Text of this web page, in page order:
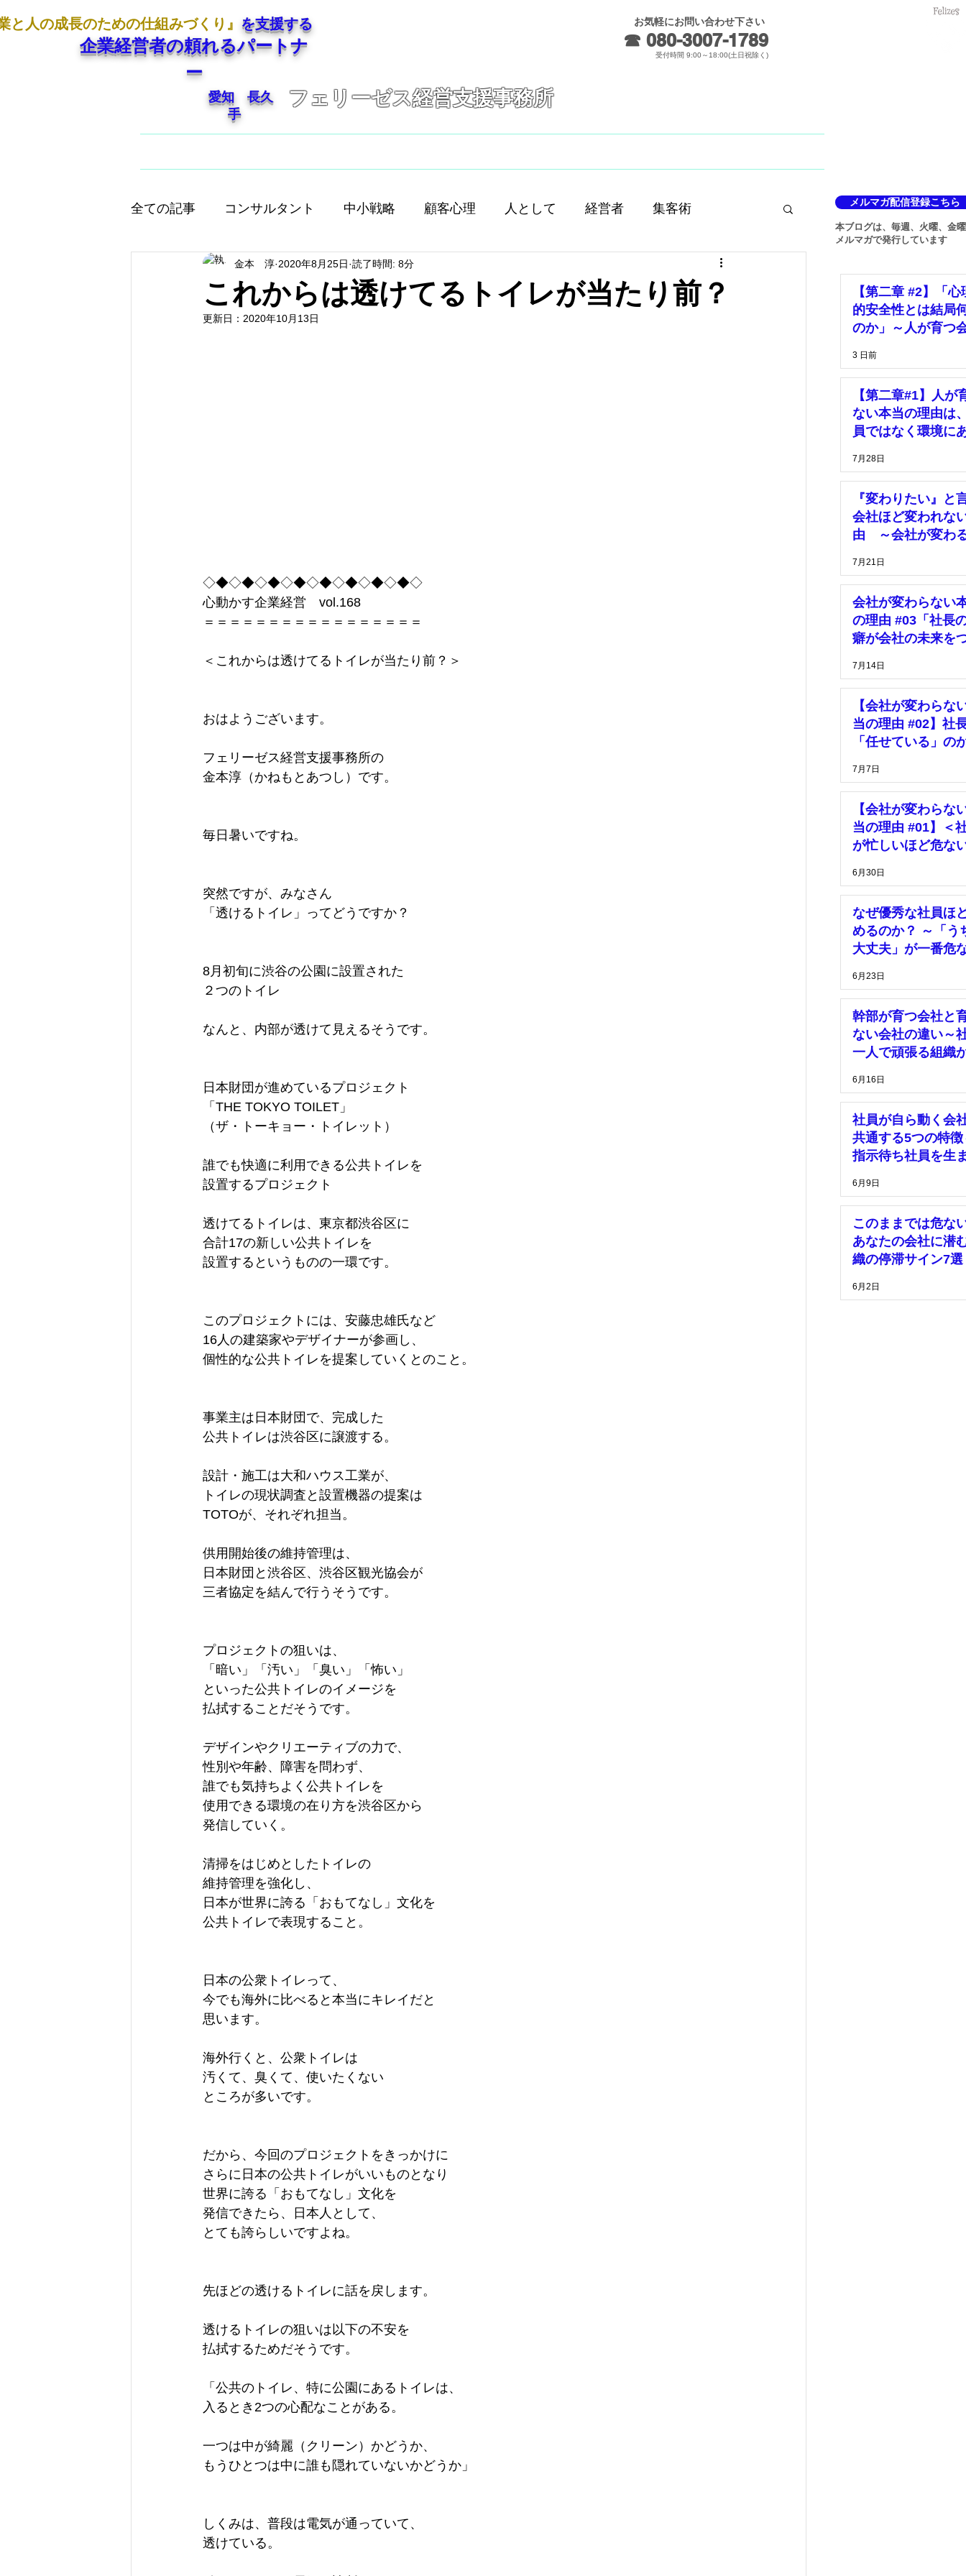
と人の成長のための仕組みづくり』 を支援する
企業経営者の頼れるパートナ
ー
愛知 長久
手
フェリーゼス経営支援事務所
お気軽にお問い合わせ下さい
☎ 080-3007-1789​
受付時間 9:00～18:00(土日祝除く)
全ての記事 コンサルタント 中小戦略 顧客心理 人として 経営者 集客術
人として大切なこと 店舗経営 人間
コミュニケーション 仕事術
これからは透けてるトイレが当たり前？
金本 淳 2020年8月25日 読了時間: 8分
更新日： 2020年10月13日
◇◆◇◆◇◆◇◆◇◆◇◆◇◆◇◆◇
心動かす企業経営　vol.168
＝＝＝＝＝＝＝＝＝＝＝＝＝＝＝＝＝
＜これからは透けてるトイレが当たり前？＞
おはようございます。
フェリーゼス経営支援事務所の
金本淳（かねもとあつし）です。
毎日暑いですね。
突然ですが、みなさん
「透けるトイレ」ってどうですか？
8月初旬に渋谷の公園に設置された
２つのトイレ
なんと、内部が透けて見えるそうです。
日本財団が進めているプロジェクト
「THE TOKYO TOILET」
（ザ・トーキョー・トイレット）
誰でも快適に利用できる公共トイレを
設置するプロジェクト
透けてるトイレは、東京都渋谷区に
合計17の新しい公共トイレを
設置するというものの一環です。
このプロジェクトには、安藤忠雄氏など
16人の建築家やデザイナーが参画し、
個性的な公共トイレを提案していくとのこと。
事業主は日本財団で、完成した
公共トイレは渋谷区に譲渡する。
設計・施工は大和ハウス工業が、
トイレの現状調査と設置機器の提案は
TOTOが、それぞれ担当。
供用開始後の維持管理は、
日本財団と渋谷区、渋谷区観光協会が
三者協定を結んで行うそうです。
プロジェクトの狙いは、
「暗い」「汚い」「臭い」「怖い」
といった公共トイレのイメージを
払拭することだそうです。
デザインやクリエーティブの力で、
性別や年齢、障害を問わず、
誰でも気持ちよく公共トイレを
使用できる環境の在り方を渋谷区から
発信していく。
清掃をはじめとしたトイレの
維持管理を強化し、
日本が世界に誇る「おもてなし」文化を
公共トイレで表現すること。
日本の公衆トイレって、
今でも海外に比べると本当にキレイだと
思います。
海外行くと、公衆トイレは
汚くて、臭くて、使いたくない
ところが多いです。
だから、今回のプロジェクトをきっかけに
さらに日本の公共トイレがいいものとなり
世界に誇る「おもてなし」文化を
発信できたら、日本人として、
とても誇らしいですよね。
先ほどの透けるトイレに話を戻します。
透けるトイレの狙いは以下の不安を
払拭するためだそうです。
「公共のトイレ、特に公園にあるトイレは、
入るとき2つの心配なことがある。
一つは中が綺麗（クリーン）かどうか、
もうひとつは中に誰も隠れていないかどうか」
しくみは、普段は電気が通っていて、
透けている。
メルマガ配信登録こちら
本ブログは、毎週、火曜、金
メルマガで発行しています
【第二章 #2】「心
的安全性とは結局
のか」～人が育つ
きる環境」がある
3 日前
【第二章#1】人が
ない本当の理由は
員ではなく環境に
7月28日
『変わりたい』と
会社ほど変われな
由 ～会社が変わ
った時～
7月21日
会社が変わらない
の理由 #03「社長
癖が会社の未来を
7月14日
【会社が変わらな
当の理由 #02】社
「任せている」の
7月7日
【会社が変わらな
当の理由 #01】＜
が忙しいほど危な
6月30日
なぜ優秀な社員ほ
めるのか？ ～「う
大丈夫」が一番危
6月23日
幹部が育つ会社と
ない会社の違い～
一人で頑張る組織
6月16日
社員が自ら動く会
共通する5つの特徴
指示待ち社員を生
6月9日
このままでは危な
あなたの会社に潜
織の停滞サイン7選
6月2日